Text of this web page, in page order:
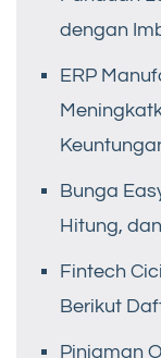
dengan
ERP
Bunga
Hitung,
Fintech
Berikut
Pinjaman